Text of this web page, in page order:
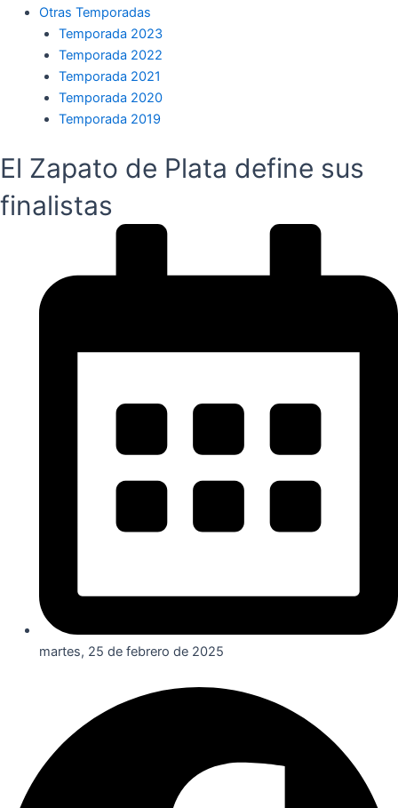
Otras Temporadas
Temporada 2023
Temporada 2022
Temporada 2021
Temporada 2020
Temporada 2019
El Zapato de Plata define sus
finalistas
martes, 25 de febrero de 2025